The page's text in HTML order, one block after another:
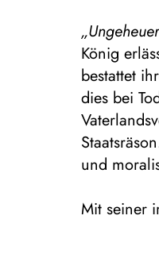
König
bestattet
dies bei
und
Mit seiner